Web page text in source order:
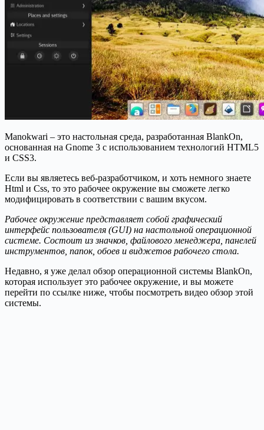
Manokwari – это настольная среда, разработанная BlankOn,
основанная на Gnome 3 с использованием технологий HTML5
и CSS3.
Если вы являетесь веб-разработчиком, и хоть немного знаете
Html и Css, то это рабочее окружение вы сможете легко
модифицировать в соответствии с вашим вкусом.
Рабочее окружение представляет собой графический
интерфейс пользователя (GUI) на настольной операционной
системе. Состоит из значков, файлового менеджера, панелей
инструментов, папок, обоев и виджетов рабочего стола.
Недавно, я уже делал обзор операционной системы BlankOn,
которая использует это рабочее окружение, и вы можете
перейти по ссылке ниже, чтобы посмотреть видео обзор этой
системы.